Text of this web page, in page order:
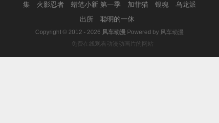
集
火影忍者 蜡笔小新 第一季 加菲猫 银魂
乌龙派
出所
聪明的一休
Copyright © 2012 - 2026 风车动漫 Powered by 风车动漫
－免费在线观看动漫动画片的网站